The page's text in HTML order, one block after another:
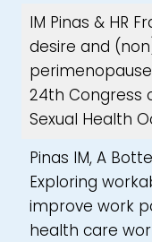
IM Pinas & HR
desire and
24th Congress
Sexual Health
Pinas IM, A
Exploring
improve work
health care